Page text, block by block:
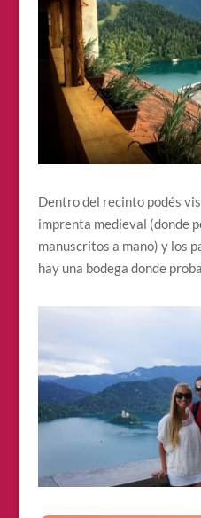
Dentro del recinto podés
imprenta medieval (donde
manuscritos a mano) y los
hay una bodega donde